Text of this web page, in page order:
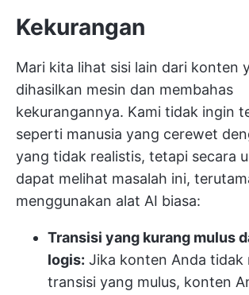
Kekurangan
Mari kita lihat sisi lain dari konten
dihasilkan mesin dan membahas
kekurangannya. Kami tidak ingin
seperti manusia yang cerewet
yang tidak realistis, tetapi secara
dapat melihat masalah ini,
menggunakan alat AI biasa:
Transisi yang kurang mulus
logis: Jika konten Anda tidak
transisi yang mulus, konten